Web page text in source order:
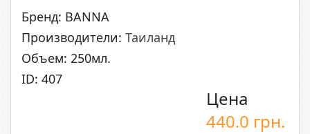
Бренд: BANNA
Производители: Таиланд
Объем: 250мл.
ID: 407
Цена
440.0 грн.